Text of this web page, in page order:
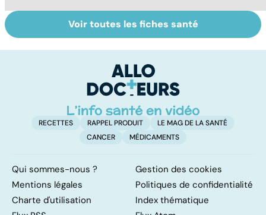
Tout savoir sur
les infections
Inflammation des
amygdales : que
d'angine ?
Voir toutes les fiches santé
RECETTES RAPPEL PRODUIT
LE MAG DE LA SANTÉ
CANCER
MÉDICAMENTS
Qui sommes-nous ?
Gestion des cookies
Mentions légales
Politiques de confidentialité
Charte d'utilisation
Index thématique